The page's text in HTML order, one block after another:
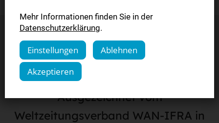
Testen Sie den Sieger
Ausgezeichnet vom
Weltzeitungsverband WAN-IFRA in
Mehr Informationen finden Sie in der
Datenschutzerklärung.
Einstellungen
Ablehnen
Akzeptieren